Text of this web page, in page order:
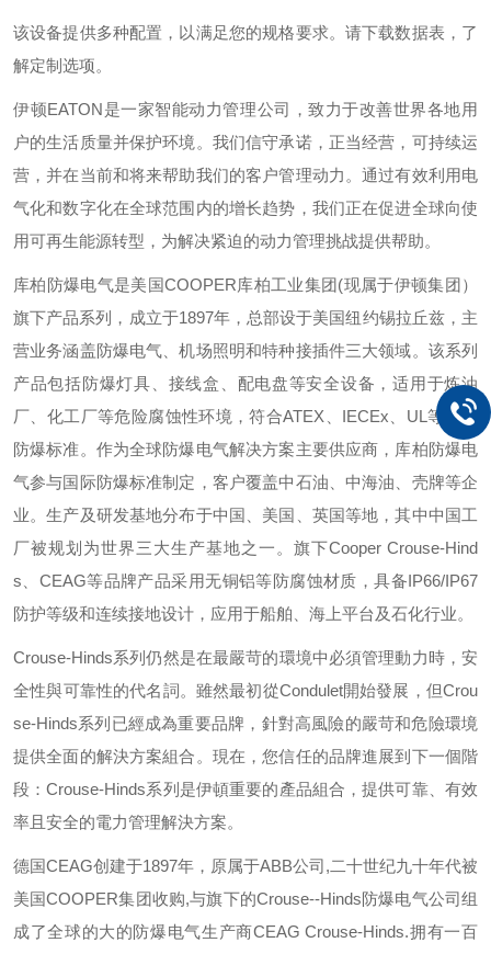
该设备提供多种配置，以满足您的规格要求。请下载数据表，了
解定制选项。
伊顿EATON是一家智能动力管理公司，致力于改善世界各地用
户的生活质量并保护环境。我们信守承诺，正当经营，可持续运
营，并在当前和将来帮助我们的客户管理动力。通过有效利用电
气化和数字化在全球范围内的增长趋势，我们正在促进全球向使
用可再生能源转型，为解决紧迫的动力管理挑战提供帮助。
库柏防爆电气是美国COOPER库柏工业集团(现属于伊顿集团）
旗下产品系列，成立于1897年，总部设于美国纽约锡拉丘兹，主
营业务涵盖防爆电气、机场照明和特种接插件三大领域。该系列
产品包括防爆灯具、接线盒、配电盘等安全设备，适用于炼油
厂、化工厂等危险腐蚀性环境，符合ATEX IECEx UL 等国际
防爆标准。作为全球防爆电气解决方案主要供应商，库柏防爆电
气参与国际防爆标准制定，客户覆盖中石油、中海油、壳牌等企
业。生产及研发基地分布于中国、美国、英国等地，其中中国工
厂被规划为世界三大生产基地之一。旗下Cooper Crouse-Hind
s
CEAG等品牌产品采用无铜铝等防腐蚀材质，具备IP66/IP67
防护等级和连续接地设计，应用于船舶、海上平台及石化行业。
Crouse-Hinds系列仍然是在最嚴苛的環境中必須管理動力時，安
全性與可靠性的代名詞。雖然最初從Condulet開始發展，但Crou
se-Hinds系列已經成為重要品牌，針對高風險的嚴苛和危險環境
提供全面的解決方案組合。現在，您信任的品牌進展到下一個階
段：Crouse-Hinds系列是伊頓重要的產品組合，提供可靠、有效
率且安全的電力管理解決方案。
德国CEAG创建于1897年，原属于ABB公司,二十世纪九十年代被
美国COOPER集团收购,与旗下的Crouse--Hinds防爆电气公司组
成了全球的大的防爆电气生产商CEAG Crouse-Hinds.拥有一百